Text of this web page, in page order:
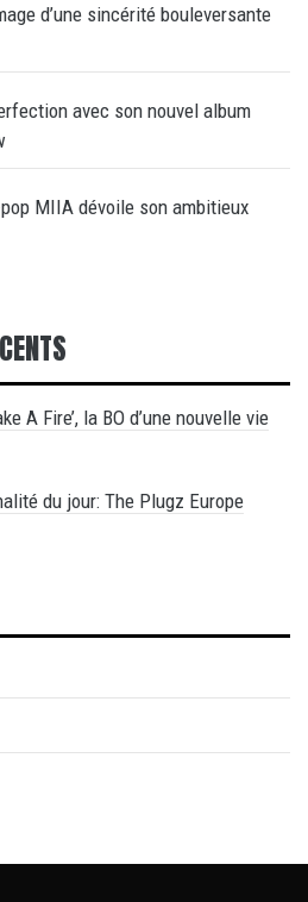
d’une sincérité bouleversante
avec son nouvel album
MIIA dévoile son ambitieux
A Fire’, la BO d’une nouvelle vie
du jour: The Plugz Europe